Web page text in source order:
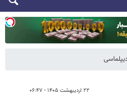
۲۲ اردیبهشت ۱۴۰۵ - ۰۶:۴۷